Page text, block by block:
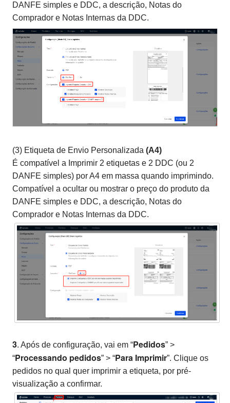
DANFE simples e DDC, a descrição, Notas do
Comprador e Notas Internas da DDC.
(3) Etiqueta de Envio Personalizada (A4)
É compatível a Imprimir 2 etiquetas e 2 DDC (ou 2
DANFE simples) por A4 em massa quando imprimindo.
Compatível a ocultar ou mostrar o preço do produto da
DANFE simples e DDC, a descrição, Notas do
Comprador e Notas Internas da DDC.
3. Após de configuração, vai em “Pedidos” >
“Processando pedidos” > “Para Imprimir”. Clique os
pedidos no qual quer imprimir a etiqueta, por pré-
visualização a confirmar.